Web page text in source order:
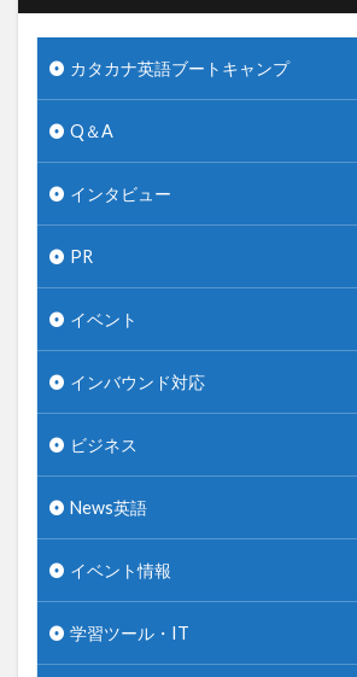
カタカナ英語ブートキャンプ
Q＆A
インタビュー
PR
イベント
インバウンド対応
ビジネス
News英語
イベント情報
学習ツール・IT